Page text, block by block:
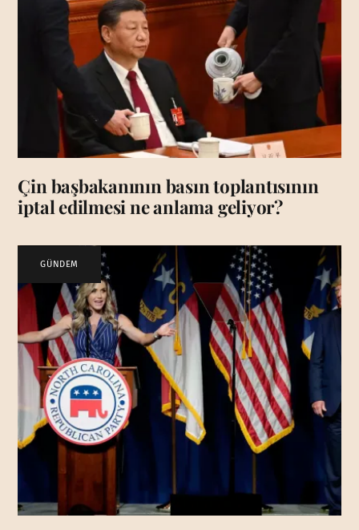
Çin başbakanının basın toplantısının
iptal edilmesi ne anlama geliyor?
GÜNDEM